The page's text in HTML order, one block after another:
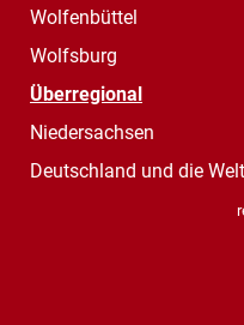
Wolfenbüttel
Wolfsburg
Überregional
Niedersachsen
Deutschland und die Welt